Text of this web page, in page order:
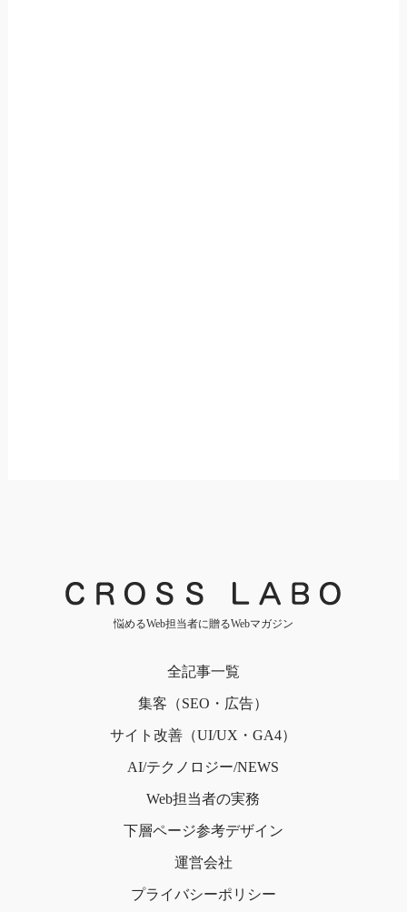
悩めるWeb担当者に贈るWebマガジン
全記事一覧
集客（SEO・広告）
サイト改善（UI/UX・GA4）
AI/テクノロジー/NEWS
Web担当者の実務
下層ページ参考デザイン
運営会社
プライバシーポリシー